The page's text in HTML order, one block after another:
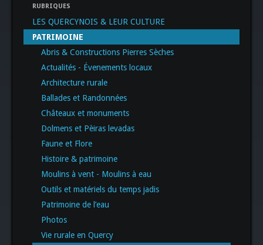
RUBRIQUES
LES QUERCYNOIS & LEUR CULTURE
PATRIMOINE
Abris & Constructions Pierres Sèches
Actualités - Évenements locaux
Architecture rurale
Ballades et Randonnées
Châteaux et monuments
Dolmens et Pèiras levadas
Faune et Flore
Histoire & patrimoine
Moulins à vent - Moulins à eau
Outils et matériels du temps jadis
Patrimoine de l’eau
Photos
Vie rurale en Quercy